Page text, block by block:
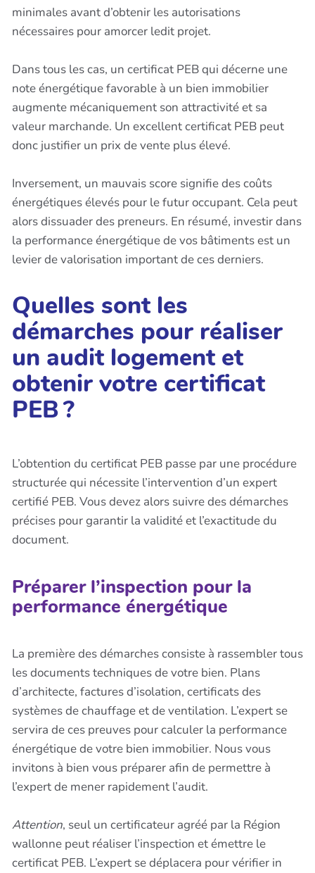
minimales avant d’obtenir les autorisations
nécessaires pour amorcer ledit projet.
Dans tous les cas, un certificat PEB qui décerne une
note énergétique favorable à un bien immobilier
augmente mécaniquement son attractivité et sa
valeur marchande. Un excellent certificat PEB peut
donc justifier un prix de vente plus élevé.
Inversement, un mauvais score signifie des coûts
énergétiques élevés pour le futur occupant. Cela peut
alors dissuader des preneurs. En résumé, investir dans
la performance énergétique de vos bâtiments est un
levier de valorisation important de ces derniers.
Quelles sont les
démarches pour réaliser
un audit logement et
obtenir votre certificat
PEB ?
L’obtention du certificat PEB passe par une procédure
structurée qui nécessite l’intervention d’un expert
certifié PEB. Vous devez alors suivre des démarches
précises pour garantir la validité et l’exactitude du
document.
Préparer l’inspection pour la
performance énergétique
La première des démarches consiste à rassembler tous
les documents techniques de votre bien. Plans
d’architecte, factures d’isolation, certificats des
systèmes de chauffage et de ventilation. L’expert se
servira de ces preuves pour calculer la performance
énergétique de votre bien immobilier. Nous vous
invitons à bien vous préparer afin de permettre à
l’expert de mener rapidement l’audit.
Attention, seul un certificateur agréé par la Région
wallonne peut réaliser l’inspection et émettre le
certificat PEB. L’expert se déplacera pour vérifier in